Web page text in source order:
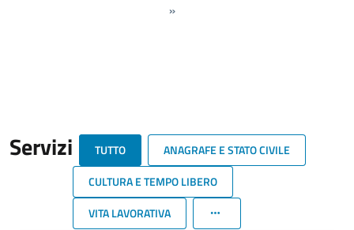
»
Servizi TUTTO
ANAGRAFE E STATO CIVILE
CULTURA E TEMPO LIBERO
VITA LAVORATIVA